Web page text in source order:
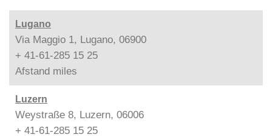
Lugano
Via Maggio 1, Lugano, 06900
+ 41-61-285 15 25
Afstand miles
Luzern
Weystraße 8, Luzern, 06006
+ 41-61-285 15 25